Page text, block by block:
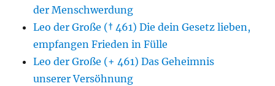
der Menschwerdung
Leo der Große († 461) Die dein Gesetz lieben,
empfangen Frieden in Fülle
Leo der Große (+ 461) Das Geheimnis
unserer Versöhnung